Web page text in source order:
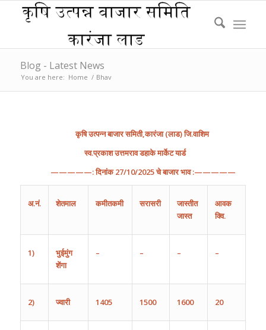
Blog - Latest News
You are here: Home / Bhav
कृषिउत्पन्नबाजारसमिती,कारंजा(लाड)जि.वाशिम
स्व.प्रकाश उत्तमराव डहाके मार्केट यार्ड
—————:दिनांक27/10/2025चेबाजारभाव:—————
अ.नं. शेतमाल कमीतकमी सरासरी
जास्तीत
जास्त
आवक
क्वि.
1)
भुईमुंग
शेंगा
– – – –
2) ज्वारी 1405 1500 1600 20